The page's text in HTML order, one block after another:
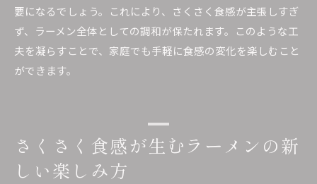
要になるでしょう。これにより、さくさく食感が主張しすぎ
ず、ラーメン全体としての調和が保たれます。このような工
夫を凝らすことで、家庭でも手軽に食感の変化を楽しむこと
ができます。
さくさく食感が生むラーメンの新
しい楽しみ方